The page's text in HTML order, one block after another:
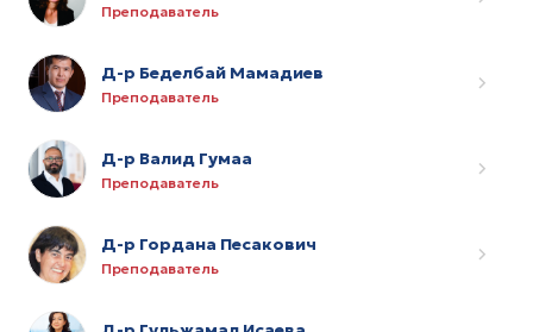
Преподаватель
Д-р Беделбай Мамадиев
Преподаватель
Д-р Валид Гумаа
Преподаватель
Д-р Гордана Песакович
Преподаватель